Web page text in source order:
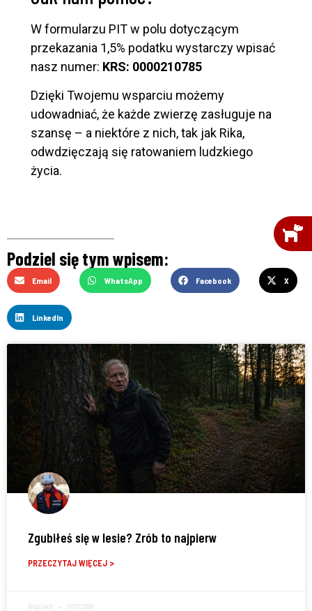
W formularzu PIT w polu dotyczącym
przekazania 1,5% podatku wystarczy wpisać
nasz numer: KRS: 0000210785
Dzięki Twojemu wsparciu możemy
udowadniać, że każde zwierzę zasługuje na
szansę – a niektóre z nich, tak jak Rika,
odwdzięczają się ratowaniem ludzkiego
życia.
Podziel się tym wpisem:
Email WhatsApp Facebook X
LinkedIn
Zgubiłeś się w lesie? Zrób to najpierw
PRZECZYTAJ WIĘCEJ >
Wojciech 17/07/2026